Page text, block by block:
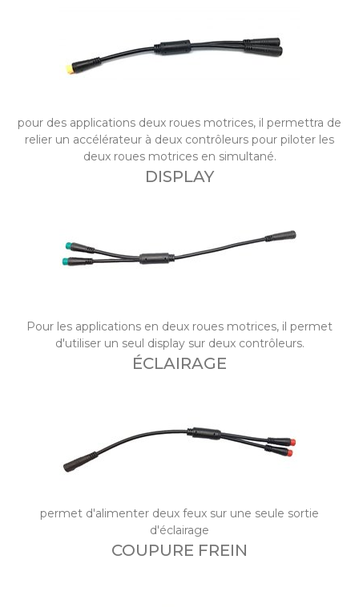
pour des applications deux roues motrices, il permettra de
relier un accélérateur à deux contrôleurs pour piloter les
deux roues motrices en simultané.
DISPLAY
Pour les applications en deux roues motrices, il permet
d'utiliser un seul display sur deux contrôleurs.
ÉCLAIRAGE
permet d'alimenter deux feux sur une seule sortie
d'éclairage
COUPURE FREIN